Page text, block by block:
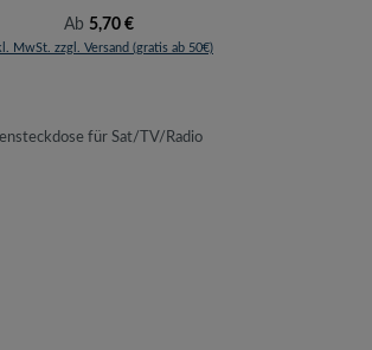
Regulärer Preis:
Ab 5,70 €
MwSt. zzgl. Versand (gratis ab 50€)